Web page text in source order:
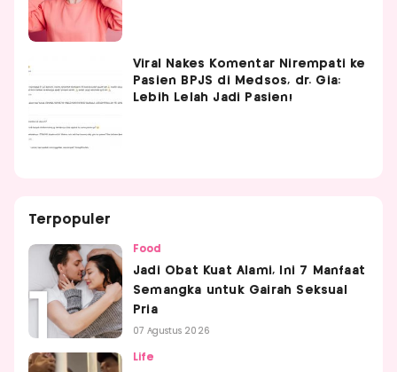
Viral Nakes Komentar Nirempati ke
Pasien BPJS di Medsos, dr. Gia:
Lebih Lelah Jadi Pasien!
Terpopuler
Food
Jadi Obat Kuat Alami, Ini 7 Manfaat
Semangka untuk Gairah Seksual
Pria
07 Agustus 2026
Life